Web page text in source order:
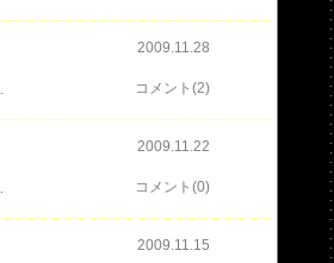
2009.11.28
コメント(2)
2009.11.22
コメント(0)
2009.11.15